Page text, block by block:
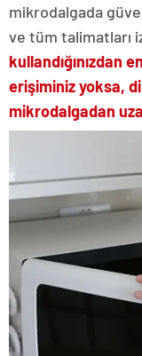
mikrodalgada
ve tüm talimatları
kullandığınızdan
erişiminiz yoksa,
mikrodalgadan